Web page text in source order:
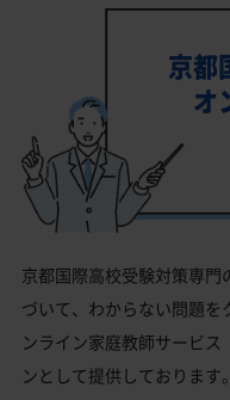
京都
オ
京都国際高校受験対策専門
づいて、わからない問題
ンライン家庭教師サービ
ンとして提供しておりま